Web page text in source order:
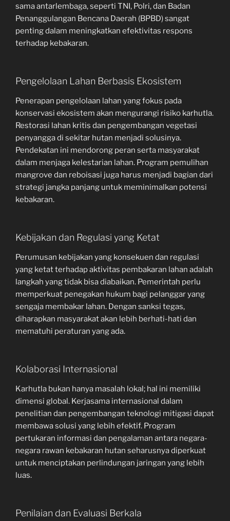
sama antarlembaga, seperti TNI, Polri, dan Badan
Penanggulangan Bencana Daerah (BPBD) sangat
penting dalam meningkatkan efektivitas respons
terhadap kebakaran.
Pengelolaan Lahan Berbasis Ekosistem
Penerapan pengelolaan lahan yang fokus pada
konservasi ekosistem akan mengurangi risiko karhutla.
Restorasi lahan kritis dan pengembangan vegetasi
penyangga di sekitar hutan menjadi solusinya.
Pendekatan ini mendorong peran serta masyarakat
dalam menjaga kelestarian lahan. Program pemulihan
mangrove dan reboisasi juga harus menjadi bagian dari
strategi jangka panjang untuk meminimalkan potensi
kebakaran.
Kebijakan dan Regulasi yang Ketat
Perumusan kebijakan yang konsekuen dan regulasi
yang ketat terhadap aktivitas pembakaran lahan adalah
langkah yang tidak bisa diabaikan. Pemerintah perlu
memperkuat penegakan hukum bagi pelanggar yang
sengaja membakar lahan. Dengan sanksi tegas,
diharapkan masyarakat akan lebih berhati-hati dan
mematuhi peraturan yang ada.
Kolaborasi Internasional
Karhutla bukan hanya masalah lokal; hal ini memiliki
dimensi global. Kerjasama internasional dalam
penelitian dan pengembangan teknologi mitigasi dapat
membawa solusi yang lebih efektif. Program
pertukaran informasi dan pengalaman antara negara-
negara rawan kebakaran hutan seharusnya diperkuat
untuk menciptakan perlindungan jaringan yang lebih
luas.
Penilaian dan Evaluasi Berkala